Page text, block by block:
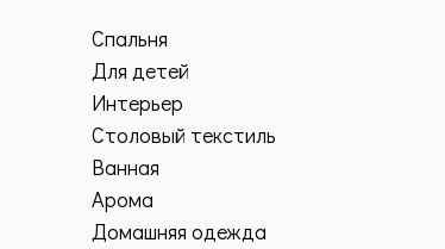
Спальня
Для детей
Интерьер
Столовый текстиль
Ванная
Арома
Домашняя одежда